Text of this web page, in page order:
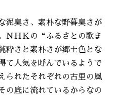
泥臭さ、素朴な野暮臭さが
ＮＨＫの“ふるさとの歌ま
粋さと素朴さが郷土色とな
て人気を呼んでいるようで
られたそれぞれの古里の風
の底に流れているからなの